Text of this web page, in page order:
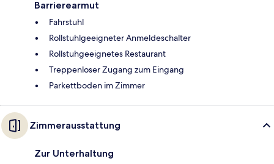
Barrierearmut
Fahrstuhl
Rollstuhlgeeigneter Anmeldeschalter
Rollstuhgeeignetes Restaurant
Treppenloser Zugang zum Eingang
Parkettboden im Zimmer
Zimmerausstattung
Zur Unterhaltung